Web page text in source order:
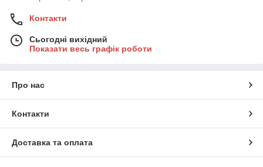
Контакти
Сьогодні вихідний
Показати весь графік роботи
Про нас
Контакти
Доставка та оплата